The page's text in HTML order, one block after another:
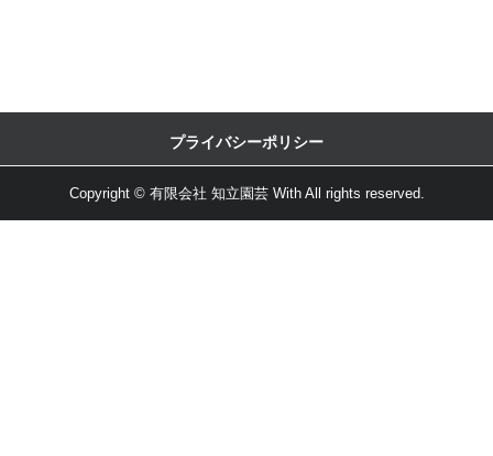
プライバシーポリシー
Copyright © 有限会社 知立園芸 With All rights reserved.